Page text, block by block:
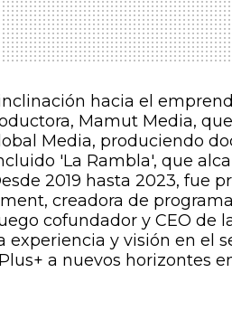
hacia el
Mamut Media,
Media, produciendo
'La Rambla', que
2019 hasta 2023, fue
creadora de
cofundador y CEO de
experiencia y visión en el
a nuevos horizontes